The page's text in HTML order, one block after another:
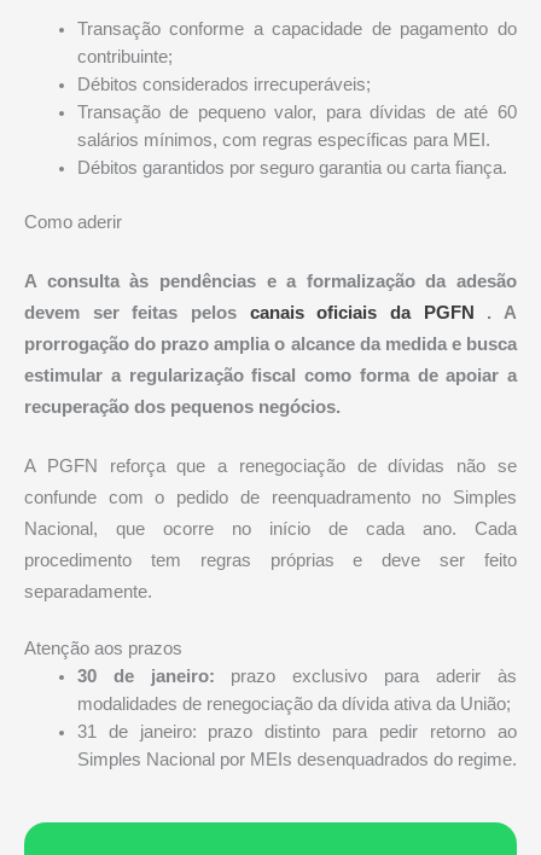
Transação conforme a capacidade de pagamento do
contribuinte;
Débitos considerados irrecuperáveis;
Transação de pequeno valor, para dívidas de até 60
salários mínimos, com regras específicas para MEI.
Débitos garantidos por seguro garantia ou carta fiança.
Como aderir
A consulta às pendências e a formalização da adesão
devem ser feitas pelos canais oficiais da PGFN
. A
prorrogação do prazo amplia o alcance da medida e busca
estimular a regularização fiscal como forma de apoiar a
recuperação dos pequenos negócios.
A PGFN reforça que a renegociação de dívidas não se
confunde com o pedido de reenquadramento no Simples
Nacional, que ocorre no início de cada ano. Cada
procedimento tem regras próprias e deve ser feito
separadamente.
Atenção aos prazos
30 de janeiro: prazo exclusivo para aderir às
modalidades de renegociação da dívida ativa da União;
31 de janeiro: prazo distinto para pedir retorno ao
Simples Nacional por MEIs desenquadrados do regime.